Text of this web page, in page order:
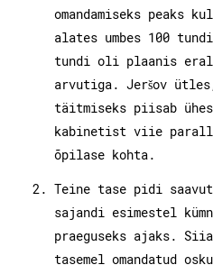
omandamiseks peaks
alates umbes 100
tundi oli plaanis
arvutiga. Jeršov
täitmiseks piisab
kabinetist viie
õpilase kohta.
Teine tase pidi
sajandi esimestel
praeguseks ajaks.
tasemel omandatud